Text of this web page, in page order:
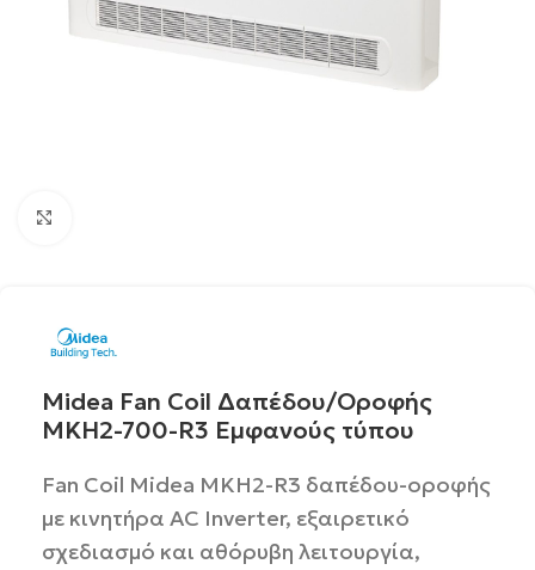
Midea Fan Coil Δαπέδου/Οροφής
MKH2-700-R3 Εμφανούς τύπου
Fan Coil Midea MKH2-R3 δαπέδου-οροφής
με κινητήρα AC Inverter, εξαιρετικό
σχεδιασμό και αθόρυβη λειτουργία,